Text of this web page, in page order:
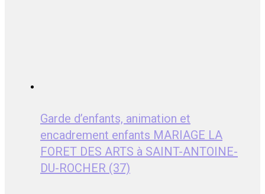
Garde d’enfants, animation et
encadrement enfants MARIAGE LA
FORET DES ARTS à SAINT-ANTOINE-
DU-ROCHER (37)